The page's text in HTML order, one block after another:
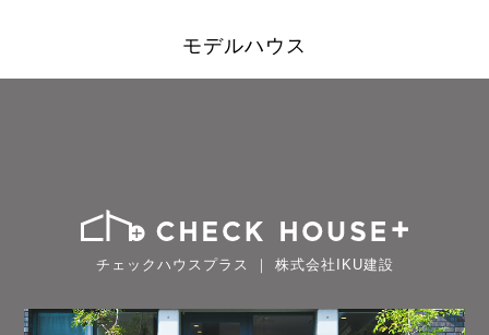
モデルハウス
チェックハウスプラス ｜ 株式会社IKU建設